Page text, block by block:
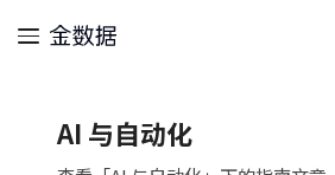
AI 与自动化